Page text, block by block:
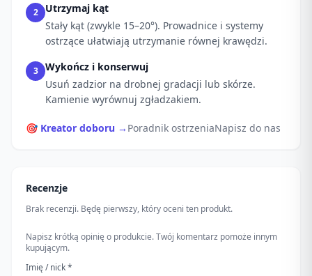
2
Utrzymaj kąt
Stały kąt (zwykle 15–20°). Prowadnice i systemy
ostrzące ułatwiają utrzymanie równej krawędzi.
3
Wykończ i konserwuj
Usuń zadzior na drobnej gradacji lub skórze.
Kamienie wyrównuj zgładzakiem.
🎯 Kreator doboru → Poradnik ostrzeniaNapisz do nas
Recenzje
Brak recenzji. Będę pierwszy, który oceni ten produkt.
Napisz krótką opinię o produkcie. Twój komentarz pomoże innym
kupującym.
Imię / nick *